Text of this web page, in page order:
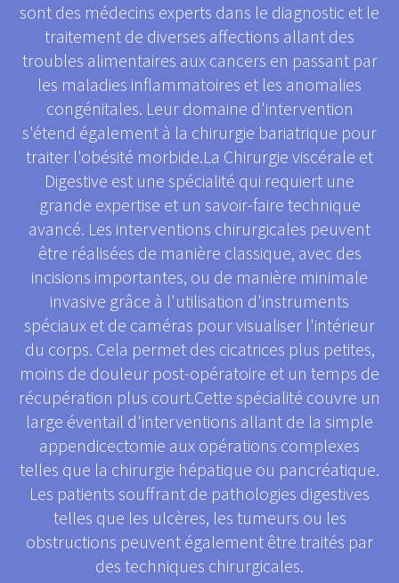
sont des médecins experts dans le diagnostic et le
traitement de diverses affections allant des
troubles alimentaires aux cancers en passant par
les maladies inflammatoires et les anomalies
congénitales. Leur domaine d'intervention
s'étend également à la chirurgie bariatrique pour
traiter l'obésité morbide.La Chirurgie viscérale et
Digestive est une spécialité qui requiert une
grande expertise et un savoir-faire technique
avancé. Les interventions chirurgicales peuvent
être réalisées de manière classique, avec des
incisions importantes, ou de manière minimale
invasive grâce à l'utilisation d'instruments
spéciaux et de caméras pour visualiser l'intérieur
du corps. Cela permet des cicatrices plus petites,
moins de douleur post-opératoire et un temps de
récupération plus court.Cette spécialité couvre un
large éventail d'interventions allant de la simple
appendicectomie aux opérations complexes
telles que la chirurgie hépatique ou pancréatique.
Les patients souffrant de pathologies digestives
telles que les ulcères, les tumeurs ou les
obstructions peuvent également être traités par
des techniques chirurgicales.